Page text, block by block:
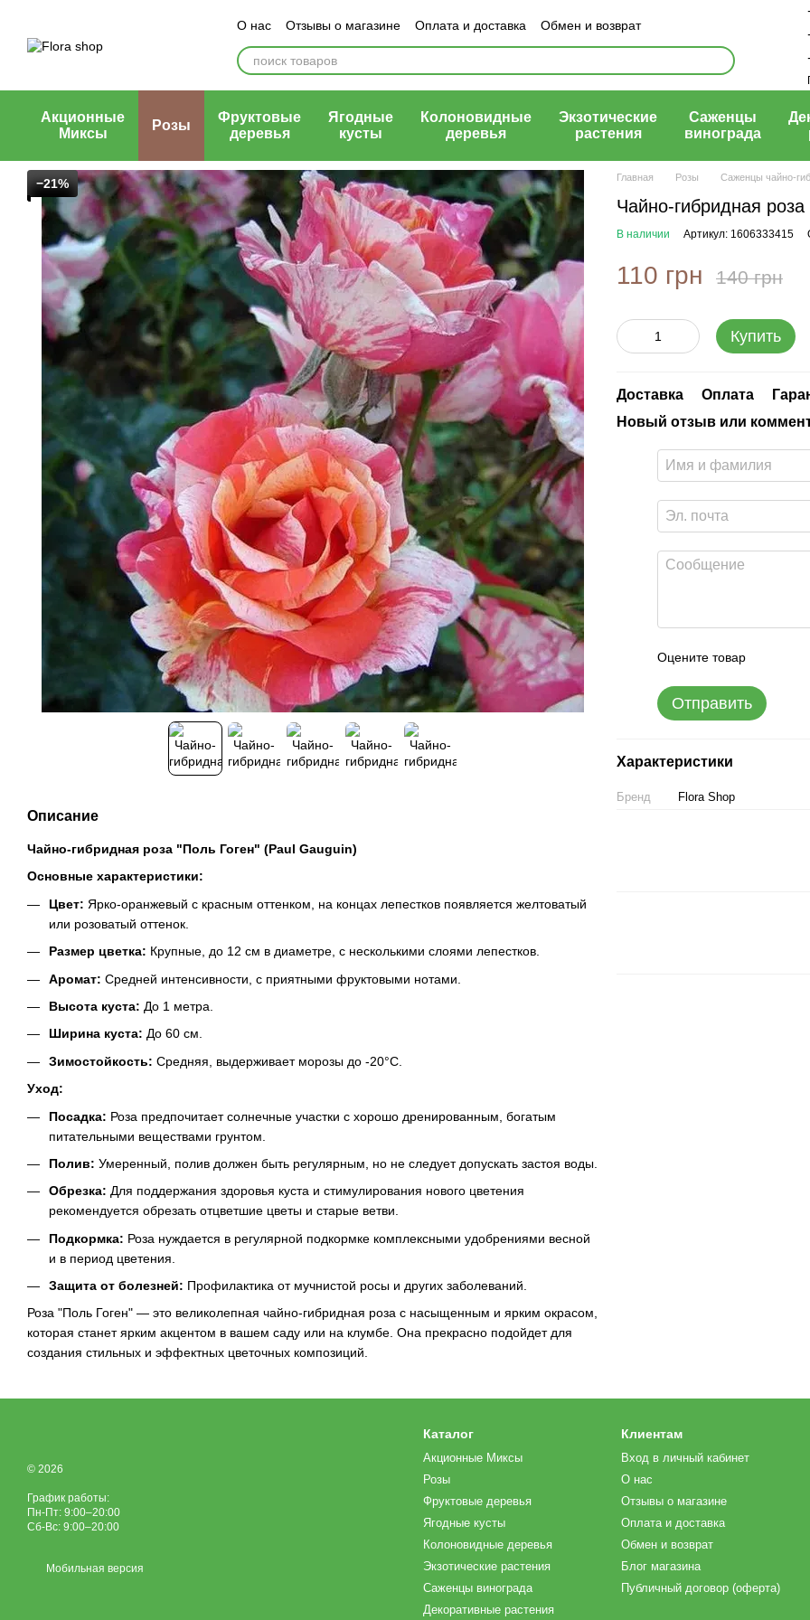
О нас Отзывы о магазине Оплата и доставка
Обмен и возврат
Блог магазина
Публичный договор (оферта)
Акционные
Миксы
Розы
Фруктовые
деревья
Ягодные
кусты
Колоновидные
деревья
Экзотические
растения
Саженцы
винограда
−21%
Описание
Чайно-гибридная роза "Поль Гоген" (Paul Gauguin)
Основные характеристики:
Цвет: Ярко-оранжевый с красным оттенком, на концах лепестков появляется желтоватый
или розоватый оттенок.
Размер цветка: Крупные, до 12 см в диаметре, с несколькими слоями лепестков.
Аромат: Средней интенсивности, с приятными фруктовыми нотами.
Высота куста: До 1 метра.
Ширина куста: До 60 см.
Зимостойкость: Средняя, выдерживает морозы до -20°C.
Уход:
Посадка: Роза предпочитает солнечные участки с хорошо дренированным, богатым
питательными веществами грунтом.
Полив: Умеренный, полив должен быть регулярным, но не следует допускать застоя воды.
Обрезка: Для поддержания здоровья куста и стимулирования нового цветения
рекомендуется обрезать отцветшие цветы и старые ветви.
Подкормка: Роза нуждается в регулярной подкормке комплексными удобрениями весной
и в период цветения.
Защита от болезней: Профилактика от мучнистой росы и других заболеваний.
Роза "Поль Гоген" — это великолепная чайно-гибридная роза с насыщенным и ярким окрасом,
которая станет ярким акцентом в вашем саду или на клумбе. Она прекрасно подойдет для
создания стильных и эффектных цветочных композиций.
Главная Розы Саженцы чайно-
Чайно-гибридная
В наличии Артикул: 1606333415
110 грн 140 грн
Купить
Доставка Оплата
Новый отзыв или
Оцените товар
Отправить
Характеристики
Бренд Flora Shop
© 2026
График работы:
Пн-Пт: 9:00–20:00
Сб-Вс: 9:00–20:00
Мобильная версия
Каталог
Акционные Миксы
Розы
Фруктовые деревья
Ягодные кусты
Колоновидные деревья
Экзотические растения
Саженцы винограда
Декоративные растения
Клиентам
Вход в личный кабинет
О нас
Отзывы о магазине
Оплата и доставка
Обмен и возврат
Блог магазина
Публичный договор (оферта)